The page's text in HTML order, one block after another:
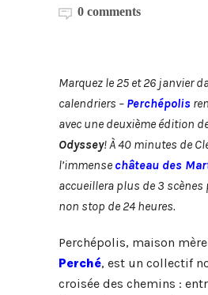
0 comments
Marquez le 25 et 26 janvier
calendriers – Perchépolis
avec une deuxième édition
Odyssey! À 40 minutes de
l’immense château des
accueillera plus de 3
non stop de 24 heures.
Perchépolis, maison
Perché, est un collectif
croisée des chemins :